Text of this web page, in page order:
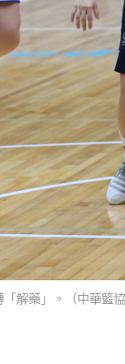
解藥」。（中華籃